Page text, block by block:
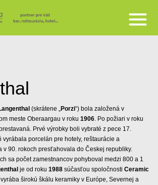
(skrátene „Porzi“) bola založená v
meste Oberaargau v roku 1906. Po požiari v roku
Prvé výrobky boli vybraté z pece 17.
vyrábala porcelán pre hotely, reštaurácie a
v 90. rokoch presťahovala do Českej republiky.
sa počet zamestnancov pohyboval medzi 800 a 1
je od roku 1988 súčasťou spoločnosti Ceramic
vyrába širokú škálu keramiky v Európe, Severnej a